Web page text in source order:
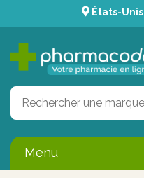
États-Unis
Menu